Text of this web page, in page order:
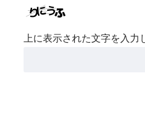
上に表示された文字を入力